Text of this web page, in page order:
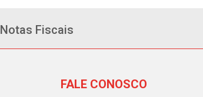
Notas Fiscais
FALE CONOSCO